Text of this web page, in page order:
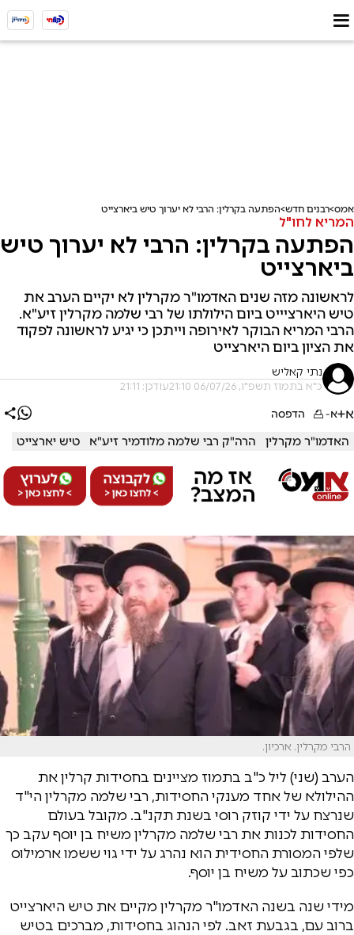
אמס רבנים חדש הפתעה בקרלין: הרבי לא יערוך טיש ביארצייט
המריא לחו"ל
הפתעה בקרלין: הרבי לא יערוך טיש
ביארצייט
לראשונה מזה שנים האדמו"ר מקרלין לא יקיים הערב את
טיש היארציייט ביום הילולתו של רבי שלמה מקרלין זיע"א.
הרבי המריא הבוקר לאירופה וייתכן כי יגיע לראשונה לפקוד
את הציון ביום היארצייט
נתי קאליש
כ"א בתמוז תשפ"ו, 06/07/26 21:10 עודכן: 21:11
א+א- הדפסה
האדמו"ר מקרלין הרה"ק רבי שלמה מלודמיר זיע"א טיש יארצייט
הרבי מקרלין. ארכיון.
הערב (שני) ליל כ"ב בתמוז מציינים בחסידות קרלין את
ההילולא של אחד מענקי החסידות, רבי שלמה מקרלין הי"ד
שנרצח על ידי קוזק רוסי בשנת תקנ"ב. מקובל בעולם
החסידות לכנות את רבי שלמה מקרלין משיח בן יוסף עקב כך
שלפי המסורת החסידית הוא נהרג על ידי גוי ששמו ארמילוס
כפי שכתוב על משיח בן יוסף.
מידי שנה בשנה האדמו"ר מקרלין מקיים את טיש היארצייט
ברוב עם, בגבעת זאב. לפי הנהוג בחסידות, מברכים בטיש